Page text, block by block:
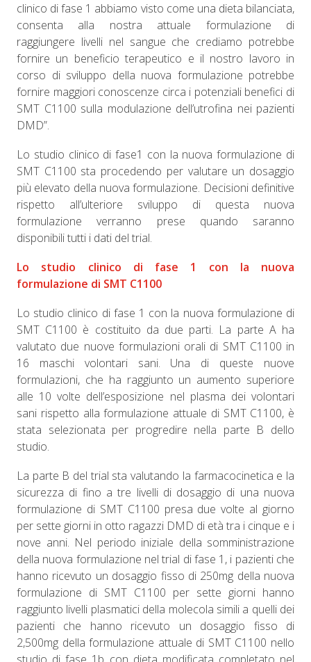
clinico di fase 1 abbiamo visto come una dieta bilanciata,
consenta alla nostra attuale formulazione di
raggiungere livelli nel sangue che crediamo potrebbe
fornire un beneficio terapeutico e il nostro lavoro in
corso di sviluppo della nuova formulazione potrebbe
fornire maggiori conoscenze circa i potenziali benefici di
SMT C1100 sulla modulazione dell’utrofina nei pazienti
DMD”.
Lo studio clinico di fase1 con la nuova formulazione di
SMT C1100 sta procedendo per valutare un dosaggio
più elevato della nuova formulazione. Decisioni definitive
rispetto all’ulteriore sviluppo di questa nuova
formulazione verranno prese quando saranno
disponibili tutti i dati del trial.
Lo studio clinico di fase 1 con la nuova
formulazione di SMT C1100
Lo studio clinico di fase 1 con la nuova formulazione di
SMT C1100 è costituito da due parti. La parte A ha
valutato due nuove formulazioni orali di SMT C1100 in
16 maschi volontari sani. Una di queste nuove
formulazioni, che ha raggiunto un aumento superiore
alle 10 volte dell’esposizione nel plasma dei volontari
sani rispetto alla formulazione attuale di SMT C1100, è
stata selezionata per progredire nella parte B dello
studio.
La parte B del trial sta valutando la farmacocinetica e la
sicurezza di fino a tre livelli di dosaggio di una nuova
formulazione di SMT C1100 presa due volte al giorno
per sette giorni in otto ragazzi DMD di età tra i cinque e i
nove anni. Nel periodo iniziale della somministrazione
della nuova formulazione nel trial di fase 1, i pazienti che
hanno ricevuto un dosaggio fisso di 250mg della nuova
formulazione di SMT C1100 per sette giorni hanno
raggiunto livelli plasmatici della molecola simili a quelli dei
pazienti che hanno ricevuto un dosaggio fisso di
2,500mg della formulazione attuale di SMT C1100 nello